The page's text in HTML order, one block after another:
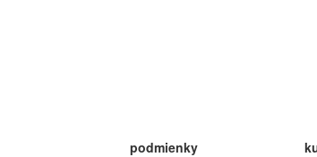
podmienky